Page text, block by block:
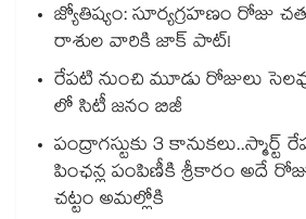
జ్యోతిష్యం: సూర్యగ్రహణం రోజు
రాశుల వారికి జాక్ పాట్!
రేపటి నుంచి మూడు రోజులు
లో సిటీ జనం బిజీ
పంద్రాగస్టుకు 3 కానుకలు..స్మార్ట్
పింఛన్ల పంపిణీకి శ్రీకారం అదే
చట్టం అమల్లోకి